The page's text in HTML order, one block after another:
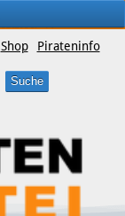
Shop Pirateninfo